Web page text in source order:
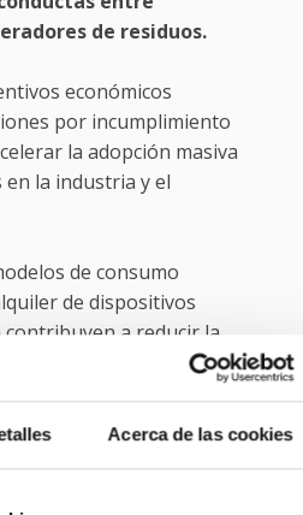
Acerca de las cookies
de residuos.
económicos
por incumplimiento
la adopción masiva
la industria y el
de consumo
de dispositivos
a reducir la
y fomentar la
y